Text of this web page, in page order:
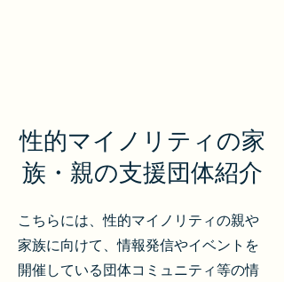
性的マイノリティの家
族・親の支援団体紹介
こちらには、性的マイノリティの親や
家族に向けて、情報発信やイベントを
開催している団体コミュニティ等の情